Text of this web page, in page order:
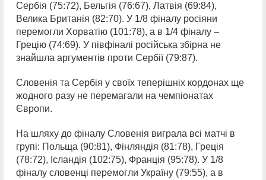
Сербія (75:72), Бельгія (76:67), Латвія (69:84),
Велика Британія (82:70). У 1/8 фіналу росіяни
перемогли Хорватію (101:78), а в 1/4 фіналу –
Грецію (74:69). У півфіналі російська збірна не
знайшла аргументів проти Сербії (79:87).
Словенія та Сербія у своїх теперішніх кордонах ще
жодного разу не перемагали на чемпіонатах
Європи.
На шляху до фіналу Словенія виграла всі матчі в
групі: Польща (90:81), Фінляндія (81:78), Греція
(78:72), Ісландія (102:75), Франція (95:78). У 1/8
фіналу словенці перемогли Україну (79:55), а в